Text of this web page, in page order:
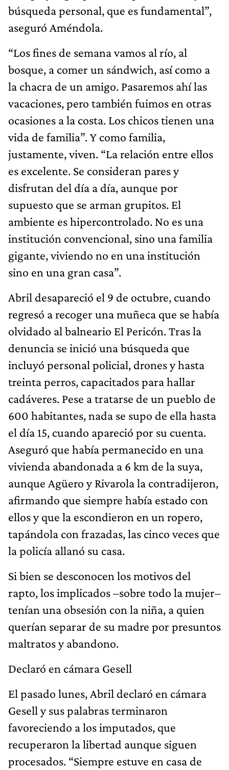
búsqueda personal, que es fundamental”,
aseguró Améndola.
“Los fines de semana vamos al río, al
bosque, a comer un sándwich, así como a
la chacra de un amigo. Pasaremos ahí las
vacaciones, pero también fuimos en otras
ocasiones a la costa. Los chicos tienen una
vida de familia”. Y como familia,
justamente, viven. “La relación entre ellos
es excelente. Se consideran pares y
disfrutan del día a día, aunque por
supuesto que se arman grupitos. El
ambiente es hipercontrolado. No es una
institución convencional, sino una familia
gigante, viviendo no en una institución
sino en una gran casa”.
Abril desapareció el 9 de octubre, cuando
regresó a recoger una muñeca que se había
olvidado al balneario El Pericón. Tras la
denuncia se inició una búsqueda que
incluyó personal policial, drones y hasta
treinta perros, capacitados para hallar
cadáveres. Pese a tratarse de un pueblo de
600 habitantes, nada se supo de ella hasta
el día 15, cuando apareció por su cuenta.
Aseguró que había permanecido en una
vivienda abandonada a 6 km de la suya,
aunque Agüero y Rivarola la contradijeron,
afirmando que siempre había estado con
ellos y que la escondieron en un ropero,
tapándola con frazadas, las cinco veces que
la policía allanó su casa.
Si bien se desconocen los motivos del
rapto, los implicados –sobre todo la mujer–
tenían una obsesión con la niña, a quien
querían separar de su madre por presuntos
maltratos y abandono.
Declaró en cámara Gesell
El pasado lunes, Abril declaró en cámara
Gesell y sus palabras terminaron
favoreciendo a los imputados, que
recuperaron la libertad aunque siguen
procesados. “Siempre estuve en casa de